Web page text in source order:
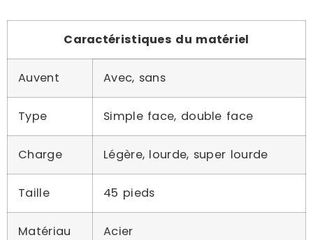
Caractéristiques du matériel
Auvent Avec, sans
Type Simple face, double face
Charge Légère, lourde, super lourde
Taille 45 pieds
Matériau Acier